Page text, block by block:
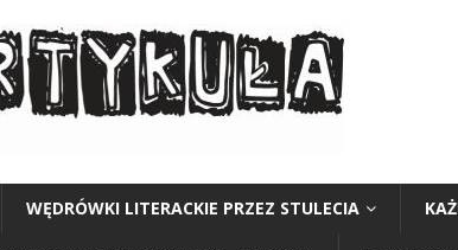
WĘDRÓWKI LITERACKIE PRZEZ STULECIA